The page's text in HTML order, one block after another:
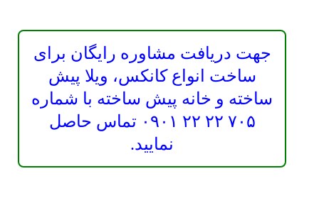
جهت دریافت مشاوره رایگان برای
ساخت انواع کانکس، ویلا پیش
ساخته و خانه پیش ساخته با شماره
۷۰۵ ۲۲ ۲۲ ۰۹۰۱ تماس حاصل
نمایید.